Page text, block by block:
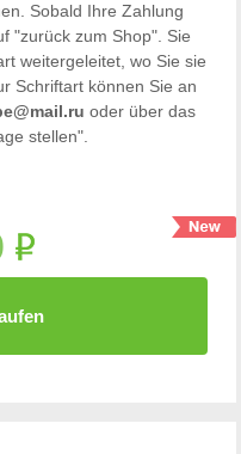
Sobald Ihre Zahlung
"zurück zum Shop". Sie
weitergeleitet, wo Sie sie
Schriftart können Sie an
oder über das
stellen".